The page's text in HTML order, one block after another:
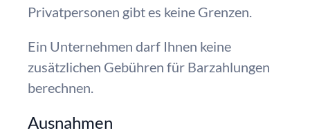
Privatpersonen gibt es keine Grenzen.
Ein Unternehmen darf Ihnen keine
zusätzlichen Gebühren für Barzahlungen
berechnen.
Ausnahmen